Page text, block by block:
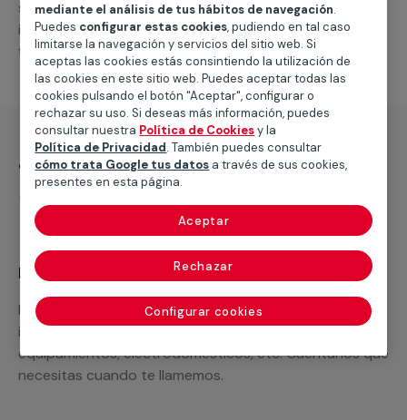
suministro de los materiales necesarios, las
intervenciones a realizar, o la mano de obra que hará
falta para completar tu proyecto.
¿Qué incluye?
Recuerda que en MULTIMAP
Podemos ofrecer cualquier servicio a medida
incluyendo todo lo que necesites: materiales,
equipamientos, electrodomésticos, etc. Cuéntanos que
necesitas cuando te llamemos.
mediante el análisis de tus hábitos de navegación.
Puedes configurar estas cookies, pudiendo en tal caso
limitarse la navegación y servicios del sitio web. Si
aceptas las cookies estás consintiendo la utilización de
las cookies en este sitio web. Puedes aceptar todas las
cookies pulsando el botón "Aceptar", configurar o
rechazar su uso. Si deseas más información, puedes
consultar nuestra Política de Cookiesy la
Política de Privacidad. También puedes consultar
cómo trata Google tus datos a través de sus cookies,
presentes en esta página.
Configurar cookies
Rechazar
Aceptar